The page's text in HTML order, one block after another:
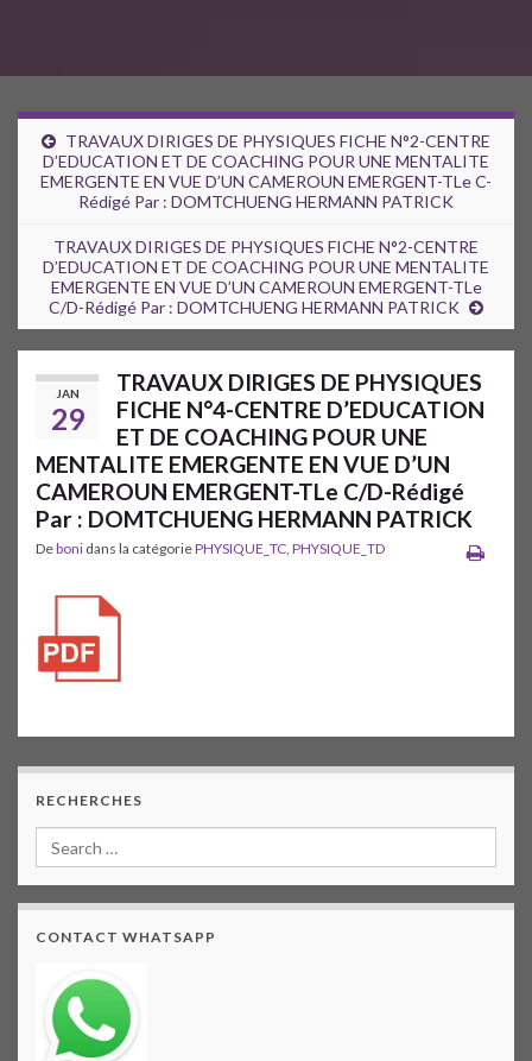
TRAVAUX DIRIGES DE PHYSIQUES FICHE N°2-CENTRE
D’EDUCATION ET DE COACHING POUR UNE MENTALITE
EMERGENTE EN VUE D’UN CAMEROUN EMERGENT-TLe C-
Rédigé Par : DOMTCHUENG HERMANN PATRICK
TRAVAUX DIRIGES DE PHYSIQUES FICHE N°2-CENTRE
D’EDUCATION ET DE COACHING POUR UNE MENTALITE
EMERGENTE EN VUE D’UN CAMEROUN EMERGENT-TLe
C/D-Rédigé Par : DOMTCHUENG HERMANN PATRICK
JAN
29
TRAVAUX DIRIGES DE PHYSIQUES
FICHE N°4-CENTRE D’EDUCATION
ET DE COACHING POUR UNE
MENTALITE EMERGENTE EN VUE D’UN
CAMEROUN EMERGENT-TLe C/D-Rédigé
Par : DOMTCHUENG HERMANN PATRICK
Deboni dans la catégoriePHYSIQUE_TC, PHYSIQUE_TD
RECHERCHES
CONTACT WHATSAPP